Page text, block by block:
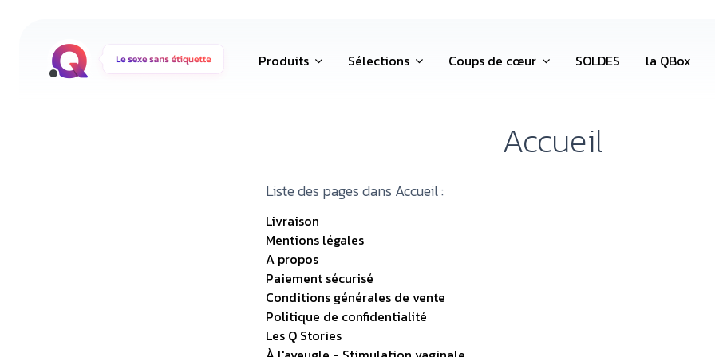
Produits Sélections Coups de cœur SOLDES la QBox
Accueil
Liste des pages dans Accueil :
Livraison
Mentions légales
A propos
Paiement sécurisé
Conditions générales de vente
Politique de confidentialité
Les Q Stories